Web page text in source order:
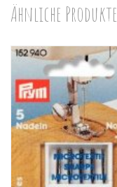
Ähnliche Produkte